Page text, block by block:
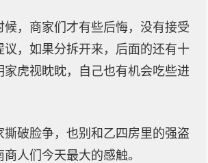
候，商家们才有些后悔，没有接受
议，如果分拆开来，后面的还有十
家虎视眈眈，自己也有机会吃些进
撕破脸争，也别和乙四房里的强盗
人们今天最大的感触。